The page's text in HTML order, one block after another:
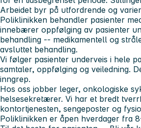
Arbeidet byr på utfordrende og
Poliklinikken behandler pasienter
innebærer oppfølging av pasienter
behandling -- medikamentell og
avsluttet behandling.
Vi følger pasienter underveis i hele
samtaler, oppfølging og veiledning.
inngrep.
Hos oss jobber leger, onkologiske
helsesekretærer. Vi har et bredt
kontortjenesten, sengeposter og
Poliklinikken er åpen hverdager fra